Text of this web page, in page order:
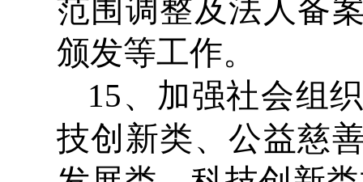
范围调整及法人备
颁发等工作。
15、加强社会组
技创新类、公益慈